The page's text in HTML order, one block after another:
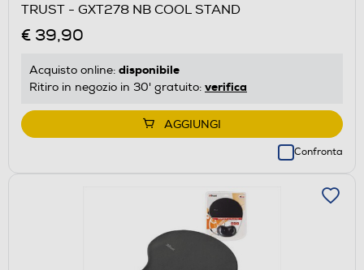
TRUST - GXT278 NB COOL STAND
€ 39,90
Acquisto online: disponibile
Ritiro in negozio in 30' gratuito: verifica
AGGIUNGI
Confronta